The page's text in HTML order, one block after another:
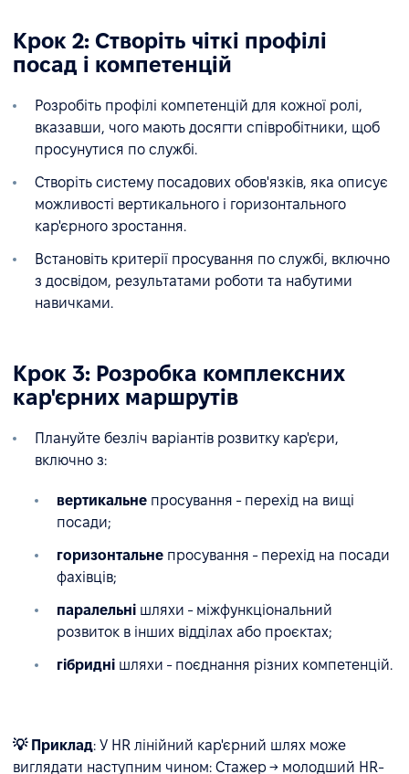
Крок 2: Створіть чіткі профілі
посад і компетенцій
Розробіть профілі компетенцій для кожної ролі,
вказавши, чого мають досягти співробітники, щоб
просунутися по службі.
Створіть систему посадових обов'язків, яка описує
можливості вертикального і горизонтального
кар'єрного зростання.
Встановіть критерії просування по службі, включно
з досвідом, результатами роботи та набутими
навичками.
Крок 3: Розробка комплексних
кар'єрних маршрутів
Плануйте безліч варіантів розвитку кар'єри,
включно з:
вертикальне просування - перехід на вищі
посади;
горизонтальне просування - перехід на посади
фахівців;
паралельні шляхи - міжфункціональний
розвиток в інших відділах або проєктах;
гібридні шляхи - поєднання різних компетенцій.
💡 Приклад: У HR лінійний кар'єрний шлях може
виглядати наступним чином: Стажер → молодший HR-